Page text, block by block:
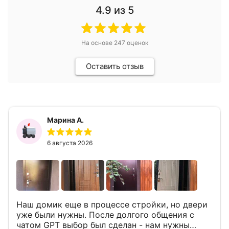
4.9 из 5
На основе 247 оценок
Оставить отзыв
Марина А.
6 августа 2026
Наш домик еще в процессе стройки, но двери
уже были нужны. После долгого общения с
чатом GPT выбор был сделан - нам нужны